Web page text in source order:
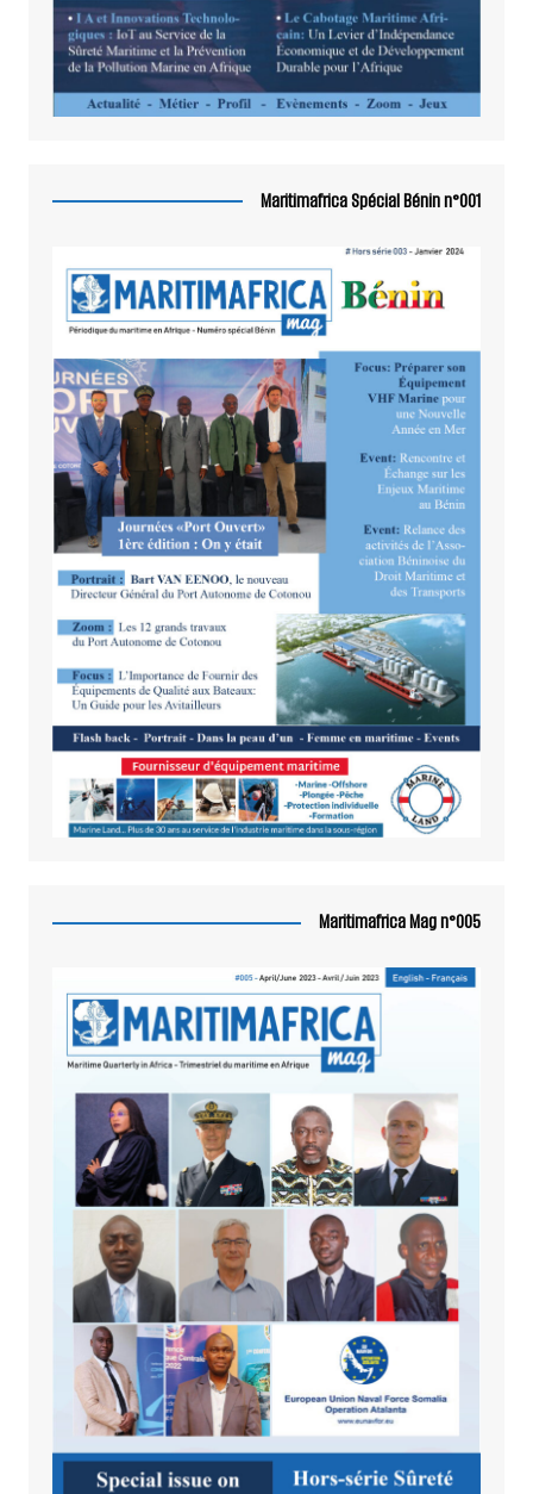
Maritimafrica Spécial Bénin n°001
Maritimafrica Mag n°005